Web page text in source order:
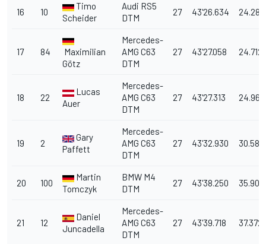
16 10
Timo
Scheider
Audi RS5
DTM
27 43'26.634 24.288
17 84
Maximilian
Götz
Mercedes-
AMG C63
DTM
27 43'27.058 24.712
18 22
Lucas
Auer
Mercedes-
AMG C63
DTM
27 43'27.313 24.967
19 2
Gary
Paffett
Mercedes-
AMG C63
DTM
27 43'32.930 30.584
20 100
Martin
Tomczyk
BMW M4
DTM
27 43'38.250 35.904
21 12
Daniel
Juncadella
Mercedes-
AMG C63
DTM
27 43'39.718 37.372